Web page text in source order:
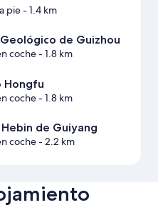
pie- 1.4 km
de Guizhou
coche- 1.8 km
Hongfu
coche- 1.8 km
de Guiyang
coche- 2.2 km